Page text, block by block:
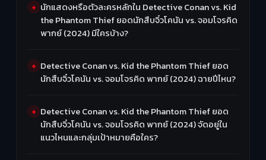
นักแสดงหรือตัวละครหลักใน Detective Conan vs. Kid
the Phantom Thief ยอดนักสืบจิ๋วโคนัน vs. จอมโจรคิด
พากย์ (2024) มีใครบ้าง?
Detective Conan vs. Kid the Phantom Thief ยอด
นักสืบจิ๋วโคนัน vs. จอมโจรคิด พากย์ (2024) ฉายปีไหน?
Detective Conan vs. Kid the Phantom Thief ยอด
นักสืบจิ๋วโคนัน vs. จอมโจรคิด พากย์ (2024) จัดอยู่ใน
แนวไหนและกลุ่มเป้าหมายคือใคร?